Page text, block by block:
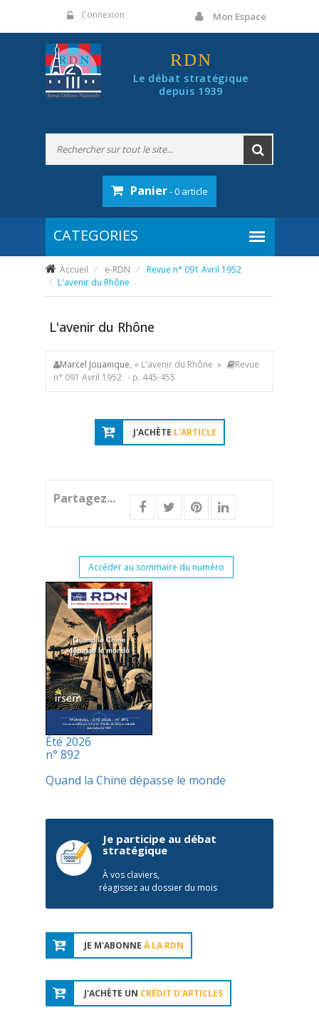
Connexion Mon Espace
RDN
Le débat stratégique
depuis 1939
Panier- 0 article
Accueil e-RDN
Revue n° 091 Avril 1952
L'avenir du Rhône
L'avenir du Rhône
Marcel Jouanique, « L'avenir du Rhône »
Revue
n° 091 Avril 1952 - p. 445-455
J'ACHÈTE L'ARTICLE
Partagez...
Accéder au sommaire du numéro
Été 2026
n° 892
Quand la Chine dépasse le monde
Je participe au débat
stratégique
À vos claviers,
réagissez au dossier du mois
JE M'ABONNE À LA RDN
J'ACHÈTE UN CRÉDIT D'ARTICLES